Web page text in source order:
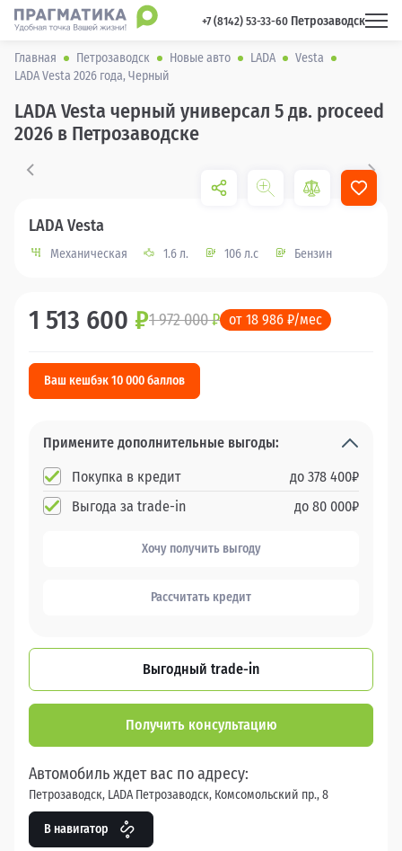
+7 (8142) 53-33-60 Петрозаводск
Главная Петрозаводск Новые авто LADA
Vesta
LADA Vesta 2026 года, Черный
LADA Vesta черный универсал 5 дв. proceed
2026 в Петрозаводске
LADA Vesta
Механическая 1.6 л. 106 л.с Бензин
1 513 600 ₽1 972 000₽ от 18 986 ₽/мес
Ваш кешбэк 10 000 баллов
Примените дополнительные выгоды:
Покупка в кредит
до 378 400₽
Выгода за trade-in
до 80 000₽
Хочу получить выгоду
Рассчитать кредит
Выгодный trade-in
Получить консультацию
Автомобиль ждет вас по адресу:
Петрозаводск, LADA Петрозаводск, Комсомольский пр., 8
В навигатор